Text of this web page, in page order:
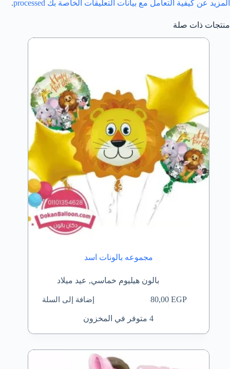
المزيد عن كيفية التعامل مع بيانات التعليقات الخاصة بك processed .
منتجات ذات صلة
مجموعه بالونات اسد
بالون هيليوم خماسي, عيد ميلاد
80,00EGP إضافة إلى السلة
4 متوفر في المخزون